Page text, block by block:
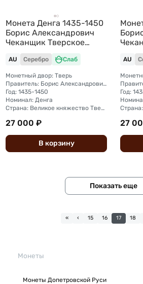
Монеты
Монеты Допетровской Руси
Монета Денга 1435-1450
Борис Александрович
Чеканщик Тверское
княжество слаб ННР AU
58
AU Серебро Слаб
Монетный двор: Тверь
Правитель: Борис Александрович (1426 - 1461)
Год: 1435-1450
Номинал: Денга
Страна: Великое княжество Тверское
27 000 ₽
В корзину
58
AU
Год:
27
Показать еще
« ‹ 15 16 17 18